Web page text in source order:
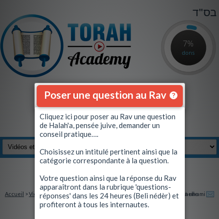
7%
dons
בס"ד
Poser une question au Rav
Accueil >Vidéos et Quiz> Les 4 jours post-Kippour : Occasion exceptionnelle
Envoyez à un ami
Cliquez ici pour poser au Rav une question
de Halah'a, pensée juive, demander un
conseil pratique….
Choisissez un intitulé pertinent ainsi que la
catégorie correspondante à la question.
Votre question ainsi que la réponse du Rav
apparaîtront dans la rubrique 'questions-
réponses' dans les 24 heures (Beli nédèr) et
profiteront à tous les internautes.